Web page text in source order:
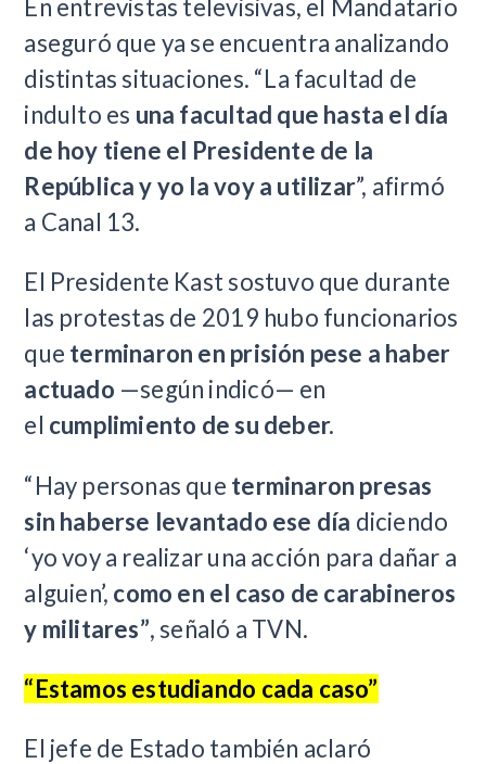
En entrevistas televisivas, el Mandatario
aseguró que ya se encuentra analizando
distintas situaciones. “La facultad de
indulto es una facultad que hasta el día
de hoy tiene el Presidente de la
República y yo la voy a utilizar”, afirmó
a Canal 13.
El Presidente Kast sostuvo que durante
las protestas de 2019 hubo funcionarios
que terminaron en prisión pese a haber
actuado —según indicó— en
el cumplimiento de su deber.
“Hay personas que terminaron presas
sin haberse levantado ese día diciendo
‘yo voy a realizar una acción para dañar a
alguien’, como en el caso de carabineros
y militares”, señaló a TVN.
“Estamos estudiando cada caso”
El jefe de Estado también aclaró